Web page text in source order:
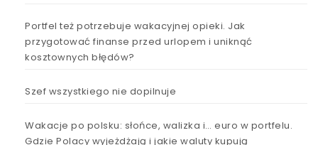
Portfel też potrzebuje wakacyjnej opieki. Jak
przygotować finanse przed urlopem i uniknąć
kosztownych błędów?
Szef wszystkiego nie dopilnuje
Wakacje po polsku: słońce, walizka i… euro w portfelu.
Gdzie Polacy wyjeżdżają i jakie waluty kupują